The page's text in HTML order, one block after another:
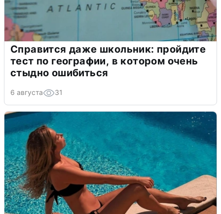
Справится даже школьник: пройдите
тест по географии, в котором очень
стыдно ошибиться
6 августа 31